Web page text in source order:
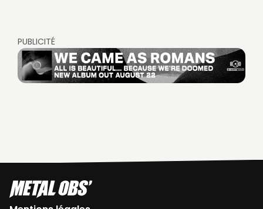
PUBLICITÉ